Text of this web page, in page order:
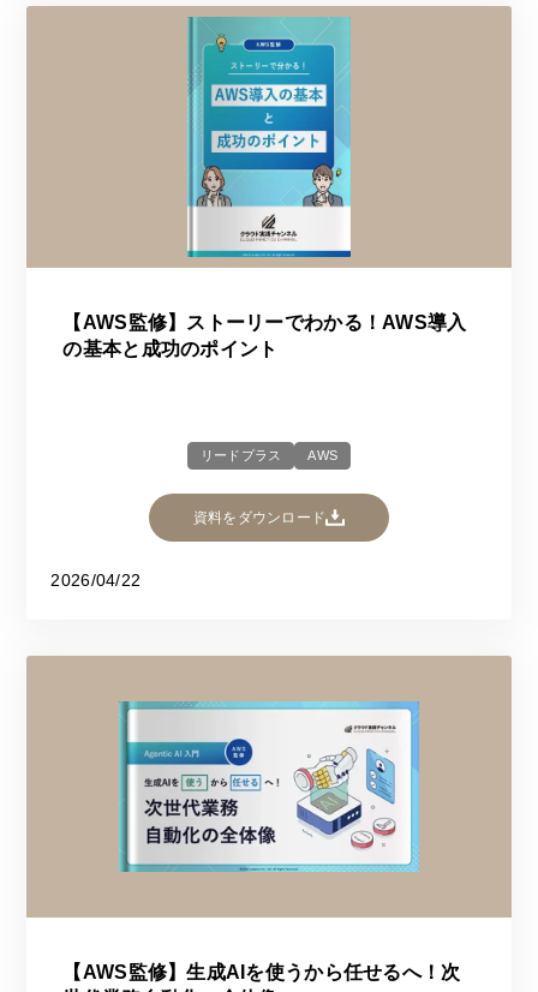
【AWS監修】ストーリーでわかる！AWS導入
の基本と成功のポイント
リードプラス AWS
資料をダウンロード
2026/04/22
【AWS監修】生成AIを使うから任せるへ！次